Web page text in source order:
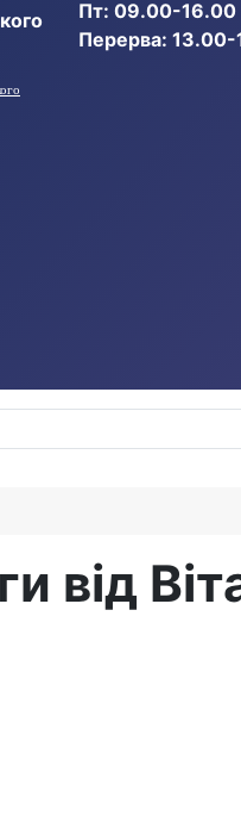
Пт: 09.00-16.00
Перерва: